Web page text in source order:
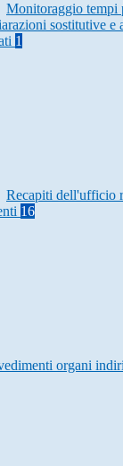
Monitoraggio tempi
sostitutive e
1
Recapiti dell'ufficio
16
organi